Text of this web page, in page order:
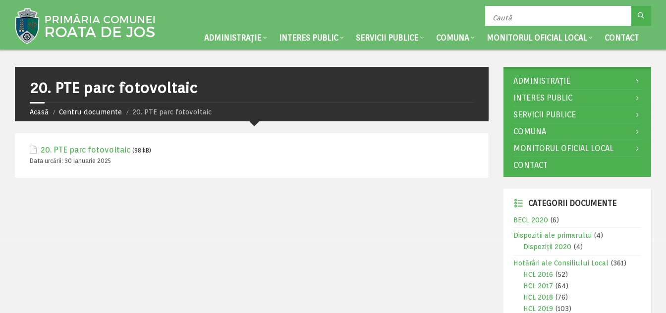
ADMINISTRAȚIE INTERES PUBLIC SERVICII PUBLICE COMUNA MONITORUL OFICIAL LOCAL CONTACT
20. PTE parc fotovoltaic
Acasă Centru documente 20. PTE parc fotovoltaic
20. PTE parc fotovoltaic (98 kB)
Data urcării: 30 ianuarie 2025
ADMINISTRAȚIE
INTERES PUBLIC
SERVICII PUBLICE
COMUNA
MONITORUL OFICIAL LOCAL
CONTACT
CATEGORII DOCUMENTE
BECL 2020 (6)
Dispozitii ale primarului (4)
Dispoziții 2020 (4)
Hotărâri ale Consiliului Local
(361)
HCL 2016 (52)
HCL 2017 (64)
HCL 2018 (76)
HCL 2019 (103)